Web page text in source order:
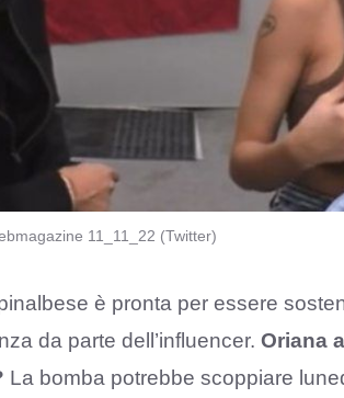
11_11_22 (Twitter)
è pronta per essere
da parte dell’influencer. Oriana
La bomba potrebbe scoppiare